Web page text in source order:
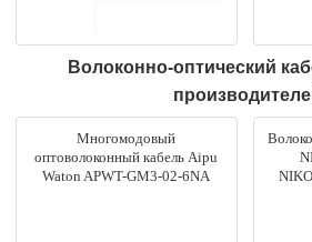
Волоконно-оптический
Многомодовый
оптоволоконный кабель Aipu
Waton APWT-GM3-02-6NA